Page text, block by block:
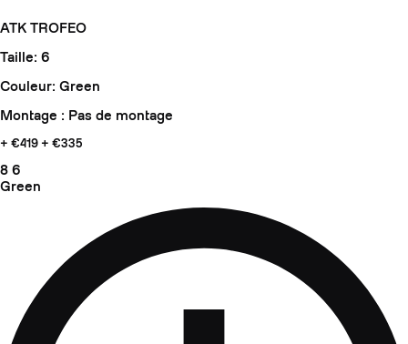
ATK TROFEO
Taille: 6
Couleur: Green
Montage : Pas de montage
+ €419 + €335
8 6
Green